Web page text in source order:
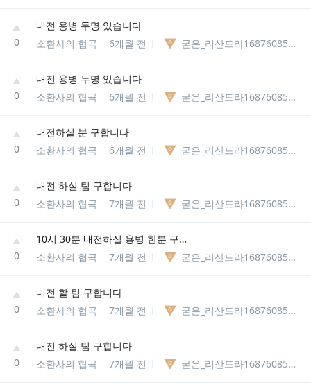
0
내전 용병 두명 있습니다
소환사의 협곡
6개월 전 굳은_리산드라1687608561081
0
내전 용병 두명 있습니다
소환사의 협곡
6개월 전 굳은_리산드라1687608561081
0
내전하실 분 구합니다
소환사의 협곡
6개월 전 굳은_리산드라1687608561081
0
내전 하실 팀 구합니다
소환사의 협곡
7개월 전 굳은_리산드라1687608561081
0
10시 30분 내전하실 용병 한분 구합니다
소환사의 협곡
7개월 전 굳은_리산드라1687608561081
0
내전 할 팀 구합니다
소환사의 협곡
7개월 전 굳은_리산드라1687608561081
0
내전 하실 팀 구합니다
소환사의 협곡
7개월 전 굳은_리산드라1687608561081